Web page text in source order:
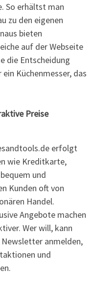
So erhältst man
zu den eigenen
bieten
auf der Webseite
die Entscheidung
Küchenmesser, das
Preise
erfolgt
wie Kreditkarte,
und
Kunden oft von
Handel.
Angebote machen
Wer will, kann
anmelden,
und